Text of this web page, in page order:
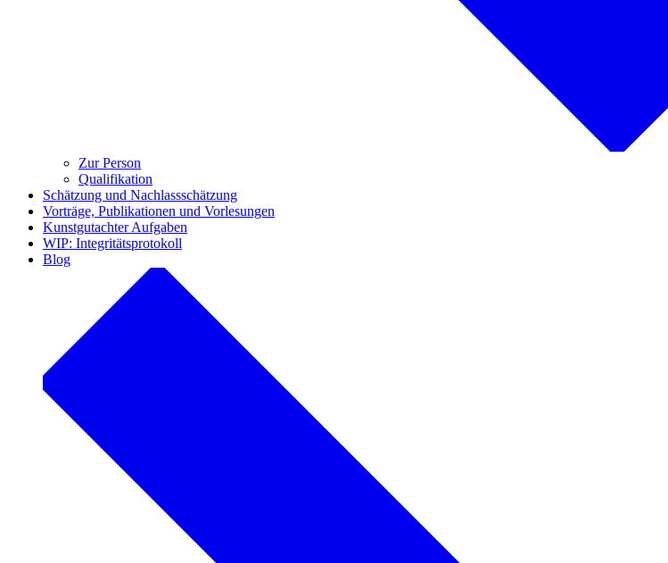
Zur Person
Qualifikation
Schätzung und Nachlassschätzung
Vorträge, Publikationen und Vorlesungen
Kunstgutachter Aufgaben
WIP: Integritätsprotokoll
Blog